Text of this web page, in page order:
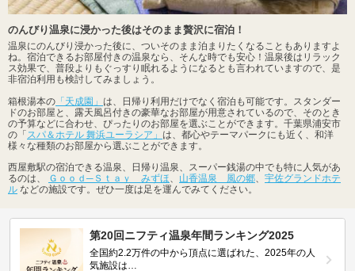
のんびり温泉に浸かった後はそのまま贅沢に宿泊！
温泉にのんびり浸かった後に、ついそのまま泊まりたくなることもありますよ
ね。宿泊できるお部屋付きの温泉なら、そんな時でも安心！温泉後はリラック
ス効果で、普段よりもぐっすり眠れるようになるとも言われていますので、是
非宿泊利用も検討してみましょう。
箱根湯本の 「天成園」 は、日帰り利用だけでなく宿泊も可能です。スタンダー
ドのお部屋と、露天風呂付きの豪華なお部屋が用意されているので、そのとき
の予算などに合わせ、ぴったりのお部屋を選ぶことができます。千葉県浦安市
の「スパ＆ホテル 舞浜ユーラシア」 は、都心やテーマパークにも近く、和洋
様々な種類のお部屋から選ぶことができます。
西屋敷駅の宿泊できる温泉、日帰り温泉、スーパー銭湯の中でも特に人気があ
るのは、
Ｇｏｏｄ─Ｓｔａｙ みずほ、 山香温泉 風の郷、 宇佐グランドホテ
ル などの施設です。ぜひ一度は足を運んでみてください。
第20回ニフティ温泉年間ランキング2025
全国約2.2万件の中から頂点に選ばれた、2025年の人
気施設は…